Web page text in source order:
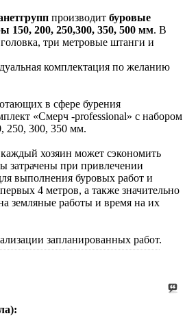
производит буровые
150, 200, 250,300, 350, 500 мм. В
три метровые штанги и
комплектация по желанию
в сфере бурения
«Смерч -professional» с набором
250, 300, 350 мм.
хозяин может сэкономить
затрачены при привлечении
выполнения буровых работ и
4 метров, а также значительно
земляные работы и время на их
запланированных работ.